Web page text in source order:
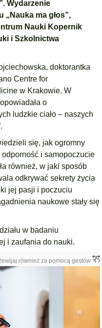
Wydarzenie
„Nauka ma głos”,
Nauki Kopernik
i Szkolnictwa
doktorantka
Centre for
w Krakowie. W
o
ludzkie ciało – naszych
się, jak ogromny
i samopoczucie
również, w jaki sposób
odkrywać sekrety życia
jej pasji i poczuciu
naukowe stały się
w badaniu
i zaufania do nauki.
również za pomocą gestów